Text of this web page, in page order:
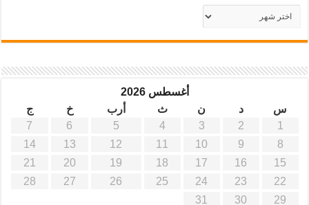
أرشيف
موقع
أغسطس 2026
س
د ن ث أرب خ
ج
1
2
3
4
5
6
7
8
9
10
11
12
13
14
15
16
17
18
19
20
21
22
23
24
25
26
27
28
29
30
31